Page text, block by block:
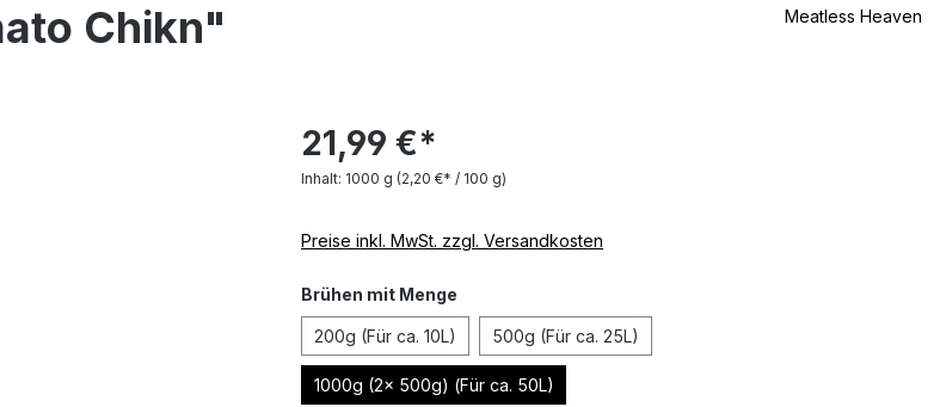
Chikn" Meatless Heaven
21,99 €*
Inhalt: 1000 g (2,20 €* / 100 g)
Preise inkl. MwSt. zzgl. Versandkosten
Brühen mit Menge
200g (Für ca. 10L) 500g (Für ca. 25L)
1000g (2x 500g) (Für ca. 50L)